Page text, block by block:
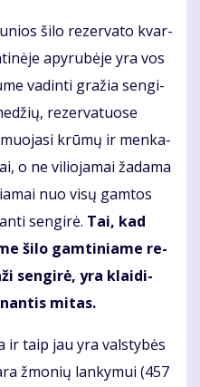
ši­lo re­zer­va­to kvar­
apy­ru­bė­je yra vos
va­din­ti gra­žia sen­gi­
re­zer­va­tuo­se
krū­mų ir men­ka­
o ne vi­lio­ja­mai ža­da­ma
nuo vi­sų gam­tos
sen­gi­rė. Tai, kad
ši­lo gam­ti­nia­me re­
sen­gi­rė, yra klai­di­
mi­tas.
ir taip jau yra vals­ty­bės
žmo­nių lan­ky­mui (457